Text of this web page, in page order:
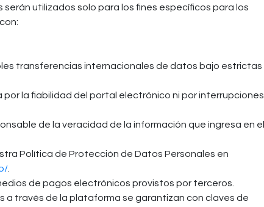
utilizados solo para los fines específicos para los
transferencias internacionales de datos bajo estrictas
por la fiabilidad del portal electrónico ni por interrupciones
de la veracidad de la información que ingresa en el
Política de Protección de Datos Personales en
.
de pagos electrónicos provistos por terceros.
a través de la plataforma se garantizan con claves de